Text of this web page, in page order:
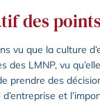
des
vu que la culture
des LMNP, vu
prendre des
et